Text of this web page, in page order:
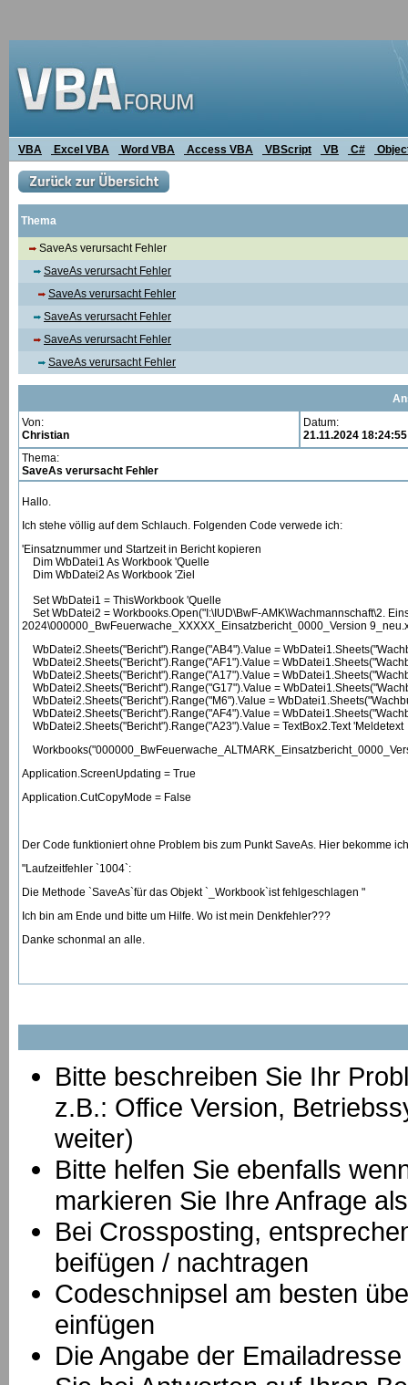
VBA Excel VBA Word VBA Access VBA VBScript VB C#
Thema
SaveAs verursacht Fehler
SaveAs verursacht Fehler
SaveAs verursacht Fehler
SaveAs verursacht Fehler
SaveAs verursacht Fehler
SaveAs verursacht Fehler
Von:
Christian
Datum:
21.11.2024 18:24:55
Thema:
SaveAs verursacht Fehler
Hallo.
Ich stehe völlig auf dem Schlauch. Folgenden Code verwede ich:
'Einsatznummer und Startzeit in Bericht kopieren
Dim WbDatei1 As Workbook 'Quelle
Dim WbDatei2 As Workbook 'Ziel
Set WbDatei1 = ThisWorkbook 'Quelle
Set WbDatei2 = Workbooks.Open("I:\IUD\BwF-AMK\Wachmannschaft\2.
2024\000000_BwFeuerwache_XXXXX_Einsatzbericht_0000_Version
WbDatei2.Sheets("Bericht").Range("AB4").Value =
WbDatei2.Sheets("Bericht").Range("AF1").Value =
WbDatei2.Sheets("Bericht").Range("A17").Value =
WbDatei2.Sheets("Bericht").Range("G17").Value =
WbDatei2.Sheets("Bericht").Range("M6").Value =
WbDatei2.Sheets("Bericht").Range("AF4").Value =
WbDatei2.Sheets("Bericht").Range("A23").Value = TextBox2.Text 'Meldetext
Application.ScreenUpdating = True
Application.CutCopyMode = False
Der Code funktioniert ohne Problem bis zum Punkt SaveAs. Hier bekomme
"Laufzeitfehler `1004`:
Die Methode `SaveAs`für das Objekt `_Workbook`ist fehlgeschlagen "
Ich bin am Ende und bitte um Hilfe. Wo ist mein Denkfehler???
Danke schonmal an alle.
Bitte beschreiben Sie Ihr
z.B.: Office Version,
weiter)
Bitte helfen Sie ebenfalls
markieren Sie Ihre Anfrage
Bei Crossposting,
beifügen / nachtragen
Codeschnipsel am besten
einfügen
Die Angabe der